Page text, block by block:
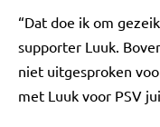
“Dat doe ik om
supporter Luuk.
niet uitgesproken
met Luuk voor PSV